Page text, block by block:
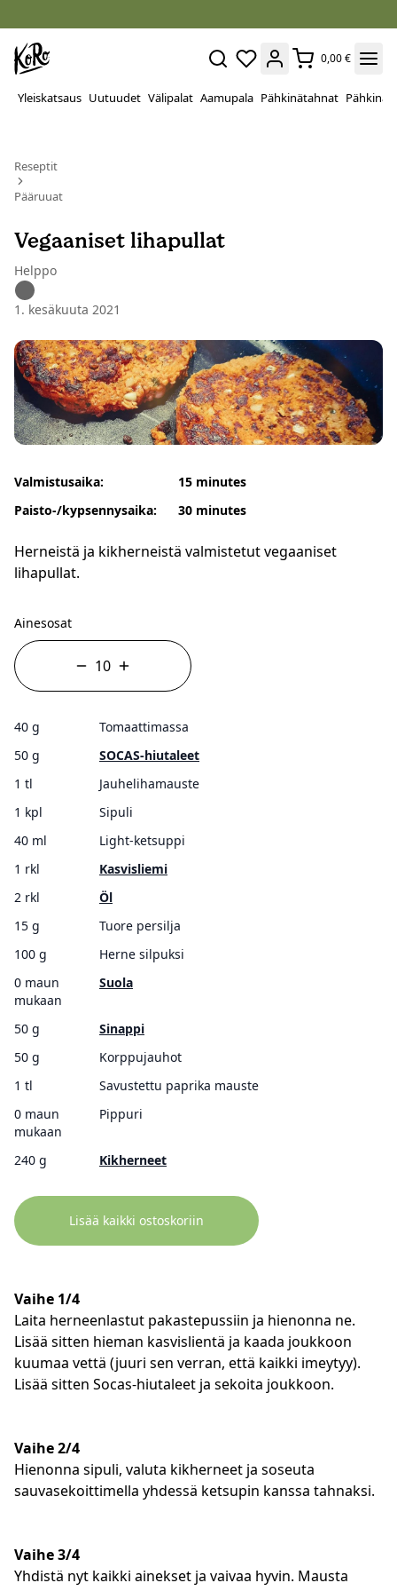
0,00 €
Yleiskatsaus Uutuudet Välipalat Aamupala Pähkinätahnat Pähkinät
Reseptit
Pääruuat
Vegaaniset lihapullat
Helppo
1. kesäkuuta 2021
Valmistusaika:
Paisto-/kypsennysaika:
15 minutes
30 minutes
Herneistä ja kikherneistä valmistetut vegaaniset
lihapullat.
Ainesosat
40 g
Tomaattimassa
50 g
SOCAS-hiutaleet
1 tl
Jauhelihamauste
1 kpl
Sipuli
40 ml
Light-ketsuppi
1 rkl
Kasvisliemi
2 rkl
Öl
15 g
Tuore persilja
100 g
Herne silpuksi
0 maun
mukaan
Suola
50 g
Sinappi
50 g
Korppujauhot
1 tl
Savustettu paprika mauste
0 maun
mukaan
Pippuri
240 g Kikherneet
Lisää kaikki ostoskoriin
Vaihe 1/4
Laita herneenlastut pakastepussiin ja hienonna ne.
Lisää sitten hieman kasvislientä ja kaada joukkoon
kuumaa vettä (juuri sen verran, että kaikki imeytyy).
Lisää sitten Socas-hiutaleet ja sekoita joukkoon.
Vaihe 2/4
Hienonna sipuli, valuta kikherneet ja soseuta
sauvasekoittimella yhdessä ketsupin kanssa tahnaksi.
Vaihe 3/4
Yhdistä nyt kaikki ainekset ja vaivaa hyvin. Mausta